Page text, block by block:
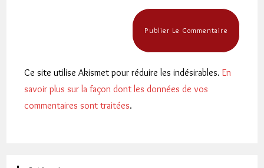
Ce site utilise Akismet pour réduire les indésirables.En
savoir plus sur la façon dont les données de vos
commentaires sont traitées.